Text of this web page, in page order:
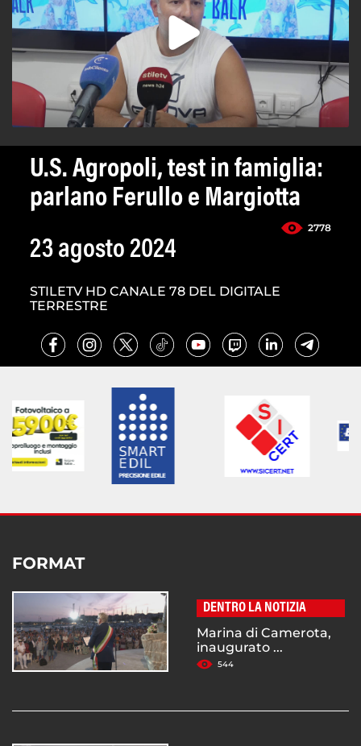
U.S. Agropoli, test in famiglia:
parlano Ferullo e Margiotta
2778
23 agosto 2024
STILETV HD CANALE 78 DEL DIGITALE
TERRESTRE
FORMAT
DENTRO LA NOTIZIA
Marina di Camerota,
inaugurato ...
544